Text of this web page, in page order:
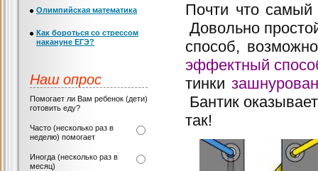
Почти что
Довольно
способ,
эффектный
тинки
Бантик
так!
Олимпийская математика
Как бороться со стрессом
накануне ЕГЭ?
Наш опрос
Помогает ли Вам ребенок (дети)
готовить еду?
Часто (несколько раз в
неделю) помогает
Иногда (несколько раз в
месяц)